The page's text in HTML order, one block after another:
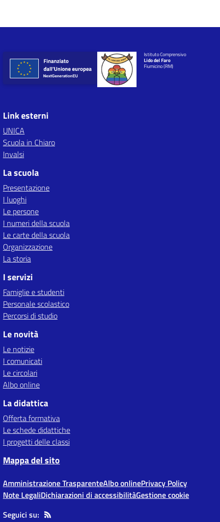
Istituto Comprensivo
Lido del Faro
Fiumicino (RM)
Link esterni
UNICA
Scuola in Chiaro
Invalsi
La scuola
Presentazione
I luoghi
Le persone
I numeri della scuola
Le carte della scuola
Organizzazione
La storia
I servizi
Famiglie e studenti
Personale scolastico
Percorsi di studio
Le novità
Le notizie
I comunicati
Le circolari
Albo online
La didattica
Offerta formativa
Le schede didattiche
I progetti delle classi
Mappa del sito
Amministrazione TrasparenteAlbo onlinePrivacy Policy
Note LegaliDichiarazioni di accessibilitàGestione cookie
Seguici su: